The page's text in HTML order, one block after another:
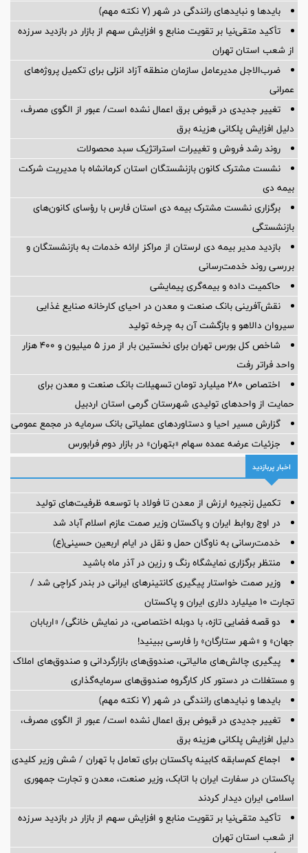
بایدها و نبایدهای رانندگی در شهر (۷ نکته مهم)
تأکید متقی‌نیا بر تقویت منابع و افزایش سهم از بازار در بازدید سرزده
از شعب استان تهران
ضرب‌الاجل مدیرعامل سازمان منطقه آزاد انزلی برای تكمیل پروژه‌های
عمرانی
تغییر جدیدی در قبوض برق اعمال نشده است/ عبور از الگوی مصرف،
دلیل افزایش پلکانی هزینه برق
روند رشد فروش و تغییرات استراتژیک سبد محصولات
نشست مشترک کانون بازنشستگان استان کرمانشاه با مدیریت شرکت
بیمه دی
برگزاری نشست مشترک بیمه دی استان فارس با رؤسای کانون‌های
بازنشستگی
بازدید مدیر بیمه دی لرستان از مراکز ارائه خدمات به بازنشستگان و
بررسی روند خدمت‌رسانی
حاکمیت داده و بیمه‌گری پیمایشی
نقش‌آفرینی بانک صنعت و معدن در احیای کارخانه صنایع غذایی
سیروان دالاهو و بازگشت آن به چرخه تولید
شاخص کل بورس تهران برای نخستین بار از مرز ۵ میلیون و ۴۰۰ هزار
واحد فراتر رفت
اختصاص ۲۸۰ میلیارد تومان تسهیلات بانک صنعت و معدن برای
حمایت از واحدهای تولیدی شهرستان گرمی استان اردبیل
گزارش مسیر احیا و دستاوردهای عملیاتی بانک سرمایه در مجمع عمومی
جزئیات عرضه عمده سهام «بتهران» در بازار دوم فرابورس
اخبار پربازدید
تکمیل زنجیره ارزش از معدن تا فولاد با توسعه ظرفیت‌های تولید
در اوج روابط ایران و پاکستان وزیر صمت عازم اسلام آباد شد
خدمت‌رسانی به ناوگان حمل و نقل در ایام اربعین حسینی(ع)
منتظر برگزاری نمایشگاه رنگ و رزین در آذر ماه باشید
وزیر صمت خواستار پیگیری کانتینرهای ایرانی در بندر کراچی شد /
تجارت ۱۰ میلیارد دلاری ایران و پاکستان
دو قصه فضایی تازه، با دوبله اختصاصی، در نمایش خانگی/ «اربابان
جهان» و «شهر ستارگان» را فارسی ببینید!
پیگیری چالش‌های مالیاتی، صندوق‌های بازارگردانی و صندوق‌های املاک
و مستغلات در دستور کار کارگروه صندوق‌های سرمایه‌گذاری
بایدها و نبایدهای رانندگی در شهر (۷ نکته مهم)
تغییر جدیدی در قبوض برق اعمال نشده است/ عبور از الگوی مصرف،
دلیل افزایش پلکانی هزینه برق
اجماع کم‌سابقه کابینه پاکستان برای تعامل با تهران / شش وزیر کلیدی
پاکستان در سفارت ایران با اتابک، وزیر صنعت، معدن و تجارت جمهوری
اسلامی ایران دیدار کردند
تأکید متقی‌نیا بر تقویت منابع و افزایش سهم از بازار در بازدید سرزده
از شعب استان تهران